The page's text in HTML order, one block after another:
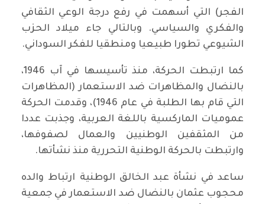
الفجر) التي أسهمت في رفع درجة الوعي الثقافي
والفكري والسياسي. وبالتالي جاء ميلاد الحزب
الشيوعي تطورا طبيعيا ومنطقيا للفكر السوداني.
كما ارتبطت الحركة، منذ تأسيسها في آب 1946،
بالنضال والمظاهرات ضد الاستعمار (المظاهرات
التي قام بها الطلبة في عام 1946)، وقدمت الحركة
عموميات الماركسية باللغة العربية، وجذبت عددا
من المثقفين الوطنيين والعمال لصفوفها،
وارتبطت بالحركة الوطنية التحررية منذ نشأتها.
ساعد في نشأة عبد الخالق الوطنية ارتباط والده
محجوب عثمان بالنضال ضد الاستعمار في جمعية